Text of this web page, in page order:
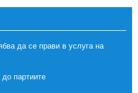
да се прави в услуга на
партиите